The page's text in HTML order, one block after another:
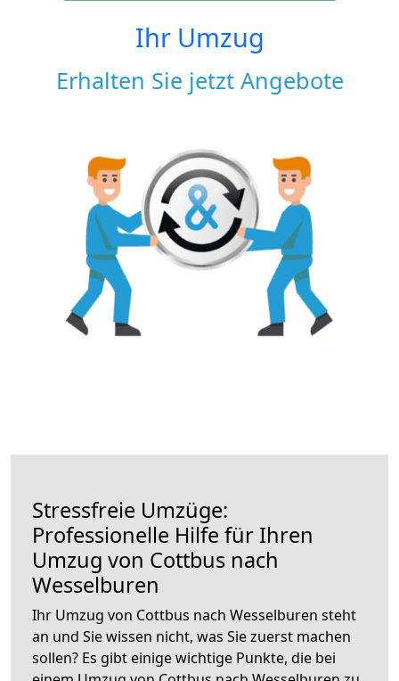
Ihr Umzug
Erhalten Sie jetzt Angebote
Stressfreie Umzüge:
Professionelle Hilfe für Ihren
Umzug von Cottbus nach
Wesselburen
Ihr Umzug von Cottbus nach Wesselburen steht
an und Sie wissen nicht, was Sie zuerst machen
sollen? Es gibt einige wichtige Punkte, die bei